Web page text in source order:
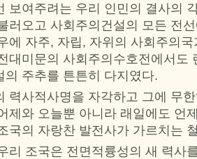
보여주려는 우리 인민의 결사의
러오고 사회주의건설의 모든 전
에 자주, 자립, 자위의 사회주의
대미문의 사회주의수호전에서도
의 주추를 튼튼히 다지였다.
력사적사명을 자각하고 그에 무
제와 오늘뿐 아니라 래일에도 언
국의 자랑찬 발전사가 가르치는
리 조국은 전면적륭성의 새 력사